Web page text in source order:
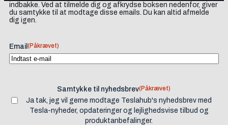
indbakke. Ved at tilmelde dig og afkrydse boksen nedenfor, giver
du samtykke til at modtage disse emails. Du kan altid afmelde
dig igen.
Email (Påkrævet)
Samtykke til nyhedsbrev(Påkrævet)
Ja tak, jeg vil gerne modtage Teslahub's nyhedsbrev med
Tesla-nyheder, opdateringer og lejlighedsvise tilbud og
produktanbefalinger.